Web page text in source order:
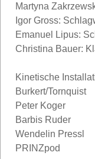
Martyna
Igor Gross:
Emanuel Lipus:
Christina Bauer:
Kinetische
Burkert/Tornquist
Peter Koger
Barbis Ruder
Wendelin Pressl
PRINZpod